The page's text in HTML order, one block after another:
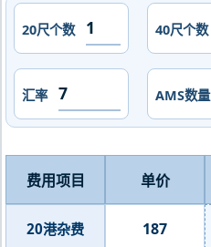
20尺个数 40尺个数
汇率 AMS数量
费用项目 单价
20港杂费 187